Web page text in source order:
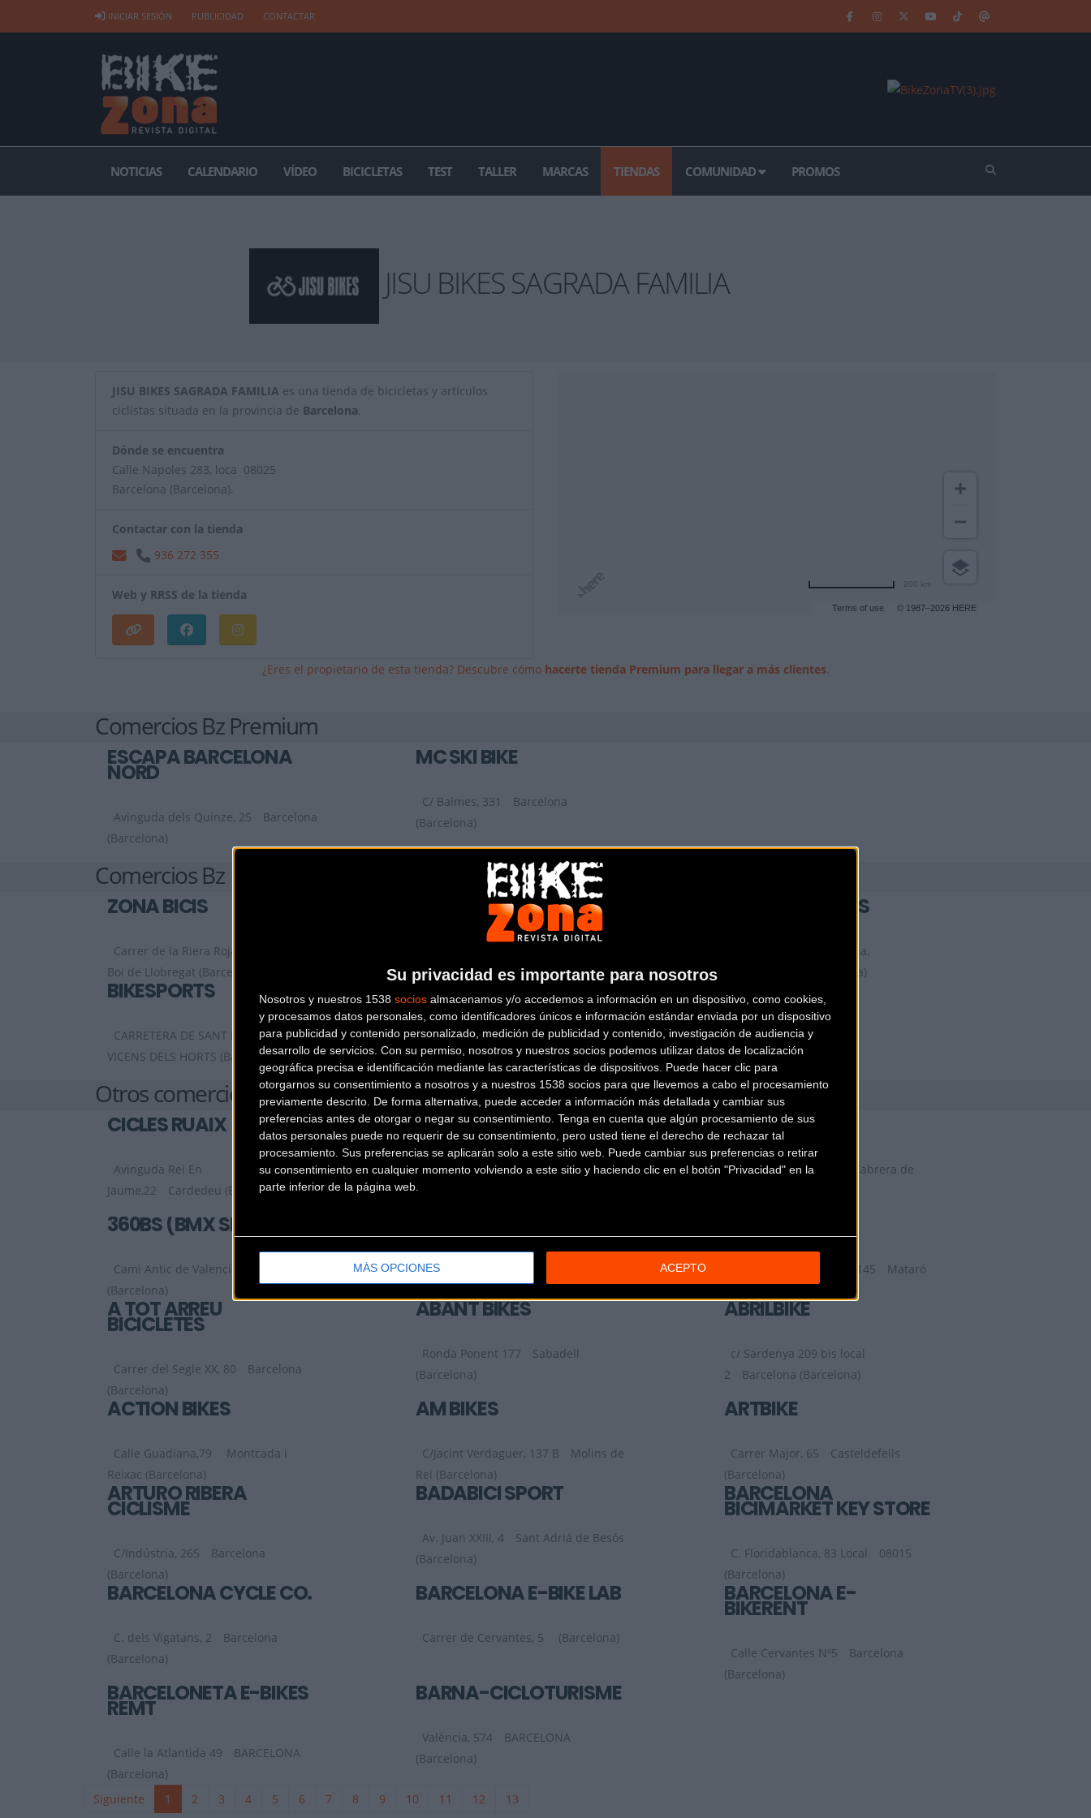
Su privacidad es importante para nosotros
Nosotros y nuestros 1538 socios almacenamos y/o accedemos a información en un dispositivo, como cookies,
y procesamos datos personales, como identificadores únicos e información estándar enviada por un dispositivo
para publicidad y contenido personalizado, medición de publicidad y contenido, investigación de audiencia y
desarrollo de servicios. Con su permiso, nosotros y nuestros socios podemos utilizar datos de localización
geográfica precisa e identificación mediante las características de dispositivos. Puede hacer clic para
otorgarnos su consentimiento a nosotros y a nuestros 1538 socios para que llevemos a cabo el procesamiento
previamente descrito. De forma alternativa, puede acceder a información más detallada y cambiar sus
preferencias antes de otorgar o negar su consentimiento. Tenga en cuenta que algún procesamiento de sus
datos personales puede no requerir de su consentimiento, pero usted tiene el derecho de rechazar tal
procesamiento. Sus preferencias se aplicarán solo a este sitio web. Puede cambiar sus preferencias o retirar
su consentimiento en cualquier momento volviendo a este sitio y haciendo clic en el botón "Privacidad" en la
parte inferior de la página web.
MÁS OPCIONES ACEPTO
INICIAR SESIÓN PUBLICIDAD CONTACTAR
NOTICIAS CALENDARIO VÍDEO BICICLETAS TEST TALLER MARCAS TIENDAS COMUNIDAD PROMOS
JISU BIKES SAGRADA FAMILIA
JISU BIKES SAGRADA FAMILIA es una tienda de bicicletas y artículos
ciclistas situada en la provincia de Barcelona.
Dónde se encuentra
Calle Napoles 283, loca 08025
Barcelona (Barcelona).
Contactar con la tienda
936 272 355
Web y RRSS de la tienda
Terms of use © 1987–2026 HERE
200 km
¿Eres el propietario de esta tienda? Descubre cómo hacerte tienda Premium para llegar a más clientes.
Comercios Bz Premium
ESCAPA BARCELONA
NORD
Avinguda dels Quinze, 25
Barcelona
(Barcelona)
MC SKI BIKE
C/ Balmes, 331
Barcelona
(Barcelona)
Comercios Bz
ZONA BICIS
Carrer de la Riera Roja, 29 C
Boi de Llobregat (Barcelona)
LOCAL 2
Barcelona (Barcelona)
KIDS ON WHEELS
Plaça de la Vila de Gràcia,
Barcelona (Barcelona)
BIKESPORTS
CARRETERA DE SANT BOI 90
SANT
VICENS DELS HORTS (Barcelona)
Otros comercios
CICLES RUAIX
Avinguda Rei En
Jaume,22
Cardedeu (Barcelona)
LA GRUPETTA BH
CONCEPT STORE
29 FACTORY
Camí del Mig, 62, 64,
Cabrera de
360BS (BMX SHOP)
Cami Antic de Valencia, 9
(Barcelona)
Carrer de Romaní, 61 Ronda de la Republica 145
Mataró
A TOT ARREU
BICICLETES
Carrer del Segle XX, 80
Barcelona
(Barcelona)
ABANT BIKES
Ronda Ponent 177
Sabadell
(Barcelona)
ABRILBIKE
c/ Sardenya 209 bis local
2
Barcelona (Barcelona)
ACTION BIKES
Calle Guadiana,79
Montcada i
Reixac (Barcelona)
AM BIKES
C/Jacint Verdaguer, 137 B
Molins de
Rei (Barcelona)
ARTBIKE
Carrer Major, 65
Casteldefells
(Barcelona)
ARTURO RIBERA
CICLISME
C/Indústria, 265
Barcelona
(Barcelona)
BADABICI SPORT
Av. Juan XXIII, 4
Sant Adriá de Besós
(Barcelona)
BARCELONA
BICIMARKET KEY STORE
C. Floridablanca, 83 Local
08015
(Barcelona)
BARCELONA CYCLE CO.
C. dels Vigatans, 2
Barcelona
(Barcelona)
BARCELONA E-BIKE LAB
Carrer de Cervantes, 5 (Barcelona)
BARCELONA E-
BIKERENT
Calle Cervantes Nº5
Barcelona
(Barcelona)
BARCELONETA E-BIKES
REMT
Calle la Atlantida 49
BARCELONA
(Barcelona)
BARNA-CICLOTURISME
València, 574
BARCELONA
(Barcelona)
Siguiente 1 2 3 4 5 6 7 8 9 10 11 12 13